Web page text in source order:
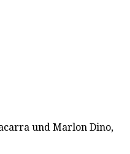
und Marlon Dino,